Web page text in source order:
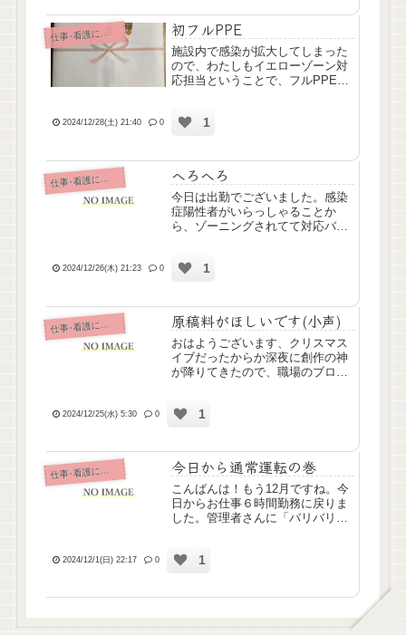
仕
事･看護について 初フルPPE
施設内で感染が拡大してしまった
ので、わたしもイエローゾーン対
応担当ということで、フルPPEで
で。あれ大変ですね、物品ちゃん
2024/12/28(土) 21:40 0 1
仕
事･看護について へろへろ
今日は出勤でございました。感染
症陽性者がいらっしゃることか
ら、ゾーニングされてて対応バタ
コツだったなーと大反省で
られちゃ...
2024/12/26(木) 21:23 0 1
仕
事･看護について 原稿料がほしいです(小声)
おはようございます、クリスマス
イブだったからか深夜に創作の神
が降りてきたので、職場のブログ
朝になってました✌️←敬老会
2024/12/25(水) 5:30 0 1
仕
事･看護について 今日から通常運転の巻
こんばんは！もう12月ですね。今
日からお仕事６時間勤務に戻りま
した。管理者さんに「バリバリや
ッチはまだ持てないけど、インカ
2024/12/1(日) 22:17 0 1